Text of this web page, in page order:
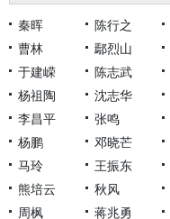
秦晖 陈行之
曹林
鄢烈山
于建嵘
陈志武
杨祖陶
沈志华
李昌平
张鸣
杨鹏
邓晓芒
马玲
王振东
熊培云
秋风
周枫
蒋兆勇